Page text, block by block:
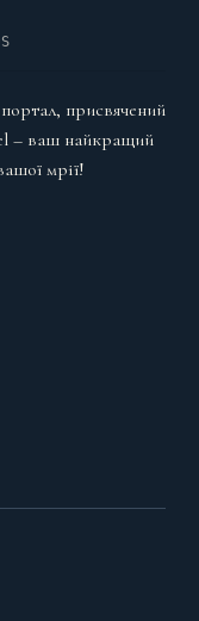
присвячений
– ваш найкращий
мрії!